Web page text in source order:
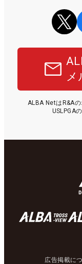
メ
ALBA NetはR&A
USLPGA
広告掲載に